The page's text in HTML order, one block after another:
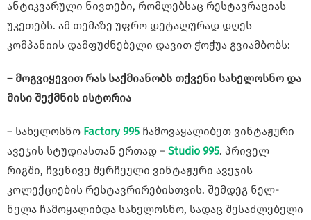
ანტიკვარული ნივთები, რომლებსაც რესტავრაციას
უკეთებს. ამ თემაზე უფრო დეტალურად დღეს
კომპანიის დამფუძნებელი დავით ჭოჭუა გვიამბობს:
– მოგვიყევით რას საქმიანობს თქვენი სახელოსნო და
მისი შექმნის ისტორია
– სახელოსნო Factory 995 ჩამოვაყალიბეთ ვინტაჟური
ავეჯის სტუდიასთან ერთად – Studio 995. პრიველ
რიგში, ჩვენივე შერჩეული ვინტაჟური ავეჯის
კოლექციების რესტავრირებისთვის. შემდეგ ნელ-
ნელა ჩამოყალიბდა სახელოსნო, სადაც შესაძლებელი